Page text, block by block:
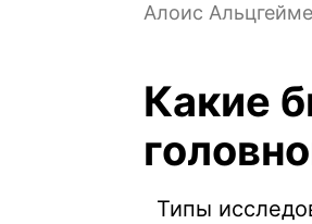
Алоис
Какие
Типы